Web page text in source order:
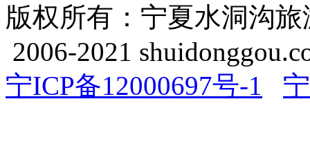
版权所有：宁夏水洞沟
2006-2021
宁ICP备12000697号-1